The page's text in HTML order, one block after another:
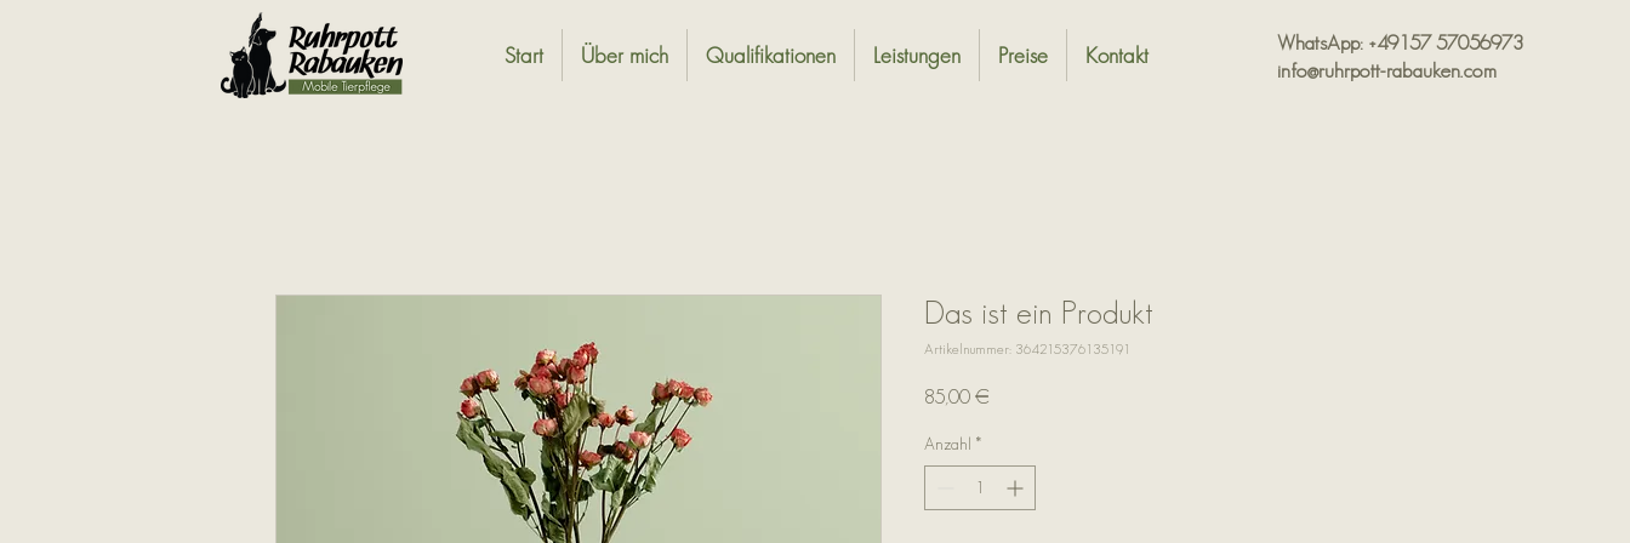
Start Über mich Qualifikationen Leistungen Preise Kontakt
WhatsApp: +49157 57056973
info@ruhrpott-rabauken.com
Das ist ein Produkt
Artikelnummer: 364215376135191
85,00 €
Anzahl *